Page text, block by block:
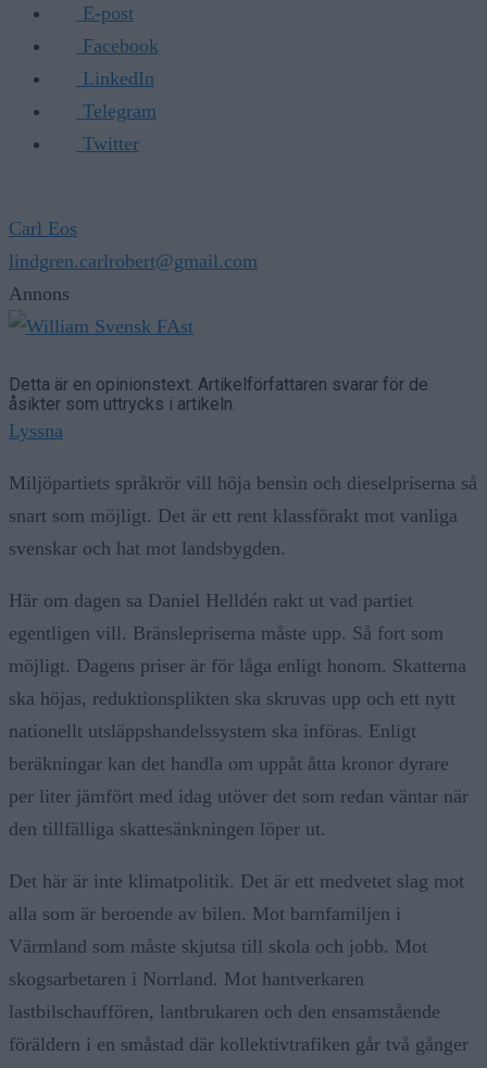
E-post
Facebook
LinkedIn
Telegram
Twitter
Carl Eos
lindgren.carlrobert@gmail.com
Annons
Detta är en opinionstext. Artikelförfattaren svarar för de
åsikter som uttrycks i artikeln.
Lyssna
Miljöpartiets språkrör vill höja bensin och dieselpriserna så
snart som möjligt. Det är ett rent klassförakt mot vanliga
svenskar och hat mot landsbygden.
Här om dagen sa Daniel Helldén rakt ut vad partiet
egentligen vill. Bränslepriserna måste upp. Så fort som
möjligt. Dagens priser är för låga enligt honom. Skatterna
ska höjas, reduktionsplikten ska skruvas upp och ett nytt
nationellt utsläppshandelssystem ska införas. Enligt
beräkningar kan det handla om uppåt åtta kronor dyrare
per liter jämfört med idag utöver det som redan väntar när
den tillfälliga skattesänkningen löper ut.
Det här är inte klimatpolitik. Det är ett medvetet slag mot
alla som är beroende av bilen. Mot barnfamiljen i
Värmland som måste skjutsa till skola och jobb. Mot
skogsarbetaren i Norrland. Mot hantverkaren
lastbilschauffören, lantbrukaren och den ensamstående
föräldern i en småstad där kollektivtrafiken går två gånger